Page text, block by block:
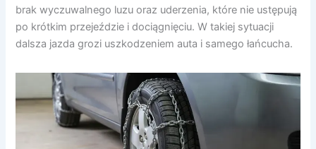
brak wyczuwalnego luzu oraz uderzenia, które nie ustępują
po krótkim przejeździe i dociągnięciu. W takiej sytuacji
dalsza jazda grozi uszkodzeniem auta i samego łańcucha.